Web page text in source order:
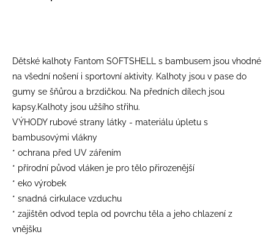
Dětské kalhoty Fantom SOFTSHELL s bambusem jsou vhodné
na všední nošení i sportovní aktivity. Kalhoty jsou v pase do
gumy se šňůrou a brzdičkou. Na předních dílech jsou
kapsy.Kalhoty jsou užšího střihu.
VÝHODY rubové strany látky - materiálu úpletu s
bambusovými vlákny
* ochrana před UV zářením
* přírodní původ vláken je pro tělo přirozenější
* eko výrobek
* snadná cirkulace vzduchu
* zajištěn odvod tepla od povrchu těla a jeho chlazení z
vnějšku